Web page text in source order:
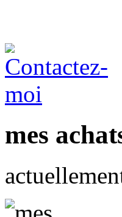
mes